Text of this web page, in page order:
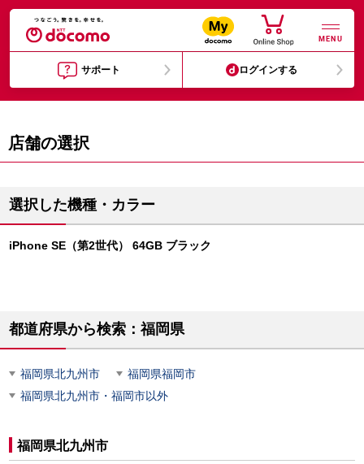
MENU
サポート ログインする
店舗の選択
選択した機種・カラー
iPhone SE（第2世代） 64GB ブラック
都道府県から検索：福岡県
福岡県北九州市
福岡県福岡市
福岡県北九州市・福岡市以外
福岡県北九州市